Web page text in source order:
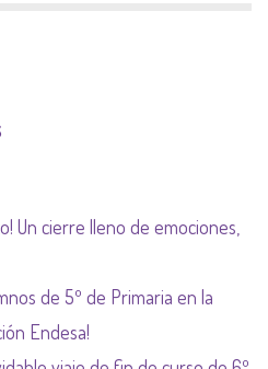
Un cierre lleno de emociones,
de 5º de Primaria en la
Endesa!